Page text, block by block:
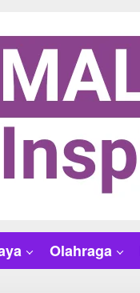
Olahraga